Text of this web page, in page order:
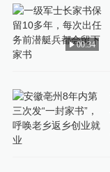
00:34